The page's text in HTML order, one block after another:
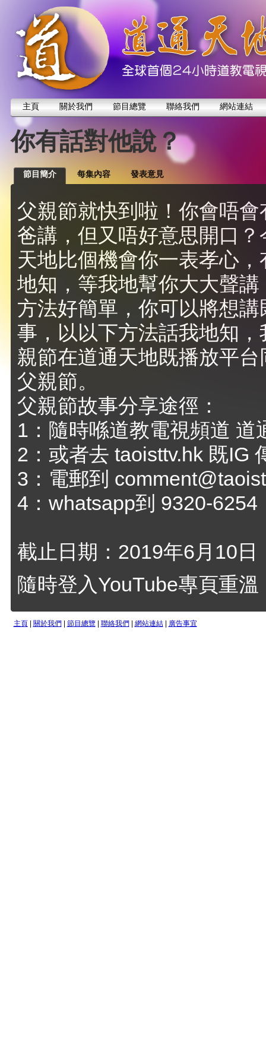
主頁 關於我們 節目總覽 聯絡我們 網站連結
你有話對他說？
節目簡介 每集內容 發表意見
父親節就快到啦！你會唔
爸講，但又唔好意思開口
天地比個機會你一表孝心
地知，等我地幫你大大聲
方法好簡單，你可以將想
事，以以下方法話我地知
親節在道通天地既播放平
父親節。
父親節故事分享途徑：
1：隨時喺道教電視頻道
2：或者去 taoisttv.hk 既IG
3：電郵到
4：whatsapp到 9320-6254
截止日期：2019年6月10日
隨時登入YouTube專頁重
主頁| 關於我們| 節目總覽| 聯絡我們| 網站連結| 廣告事宜